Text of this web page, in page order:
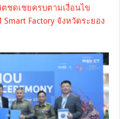
ชดเชยครบตามเงื่อนไข
Smart Factory จังหวัดระยอง